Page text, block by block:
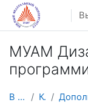
Перейти к
МУАМ
В начало Курсы